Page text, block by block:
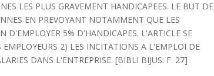
LES PLUS GRAVEMENT HANDICAPEES. LE BUT DE
EN PREVOYANT NOTAMMENT QUE LES
D'EMPLOYER 5% D'HANDICAPES. L'ARTICLE SE
2) LES INCITATIONS A L'EMPLOI DE
DANS L'ENTREPRISE. [BIBLI BIJUS: F. 27]